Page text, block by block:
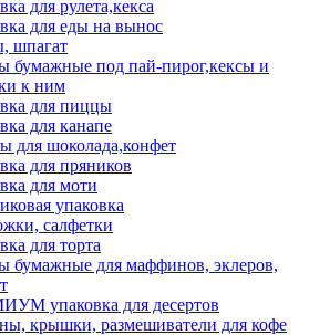
для рулета,кекса
для еды на вынос
шпагат
бумажные под пай-пирог,кексы и
к ним
для пиццы
для канапе
для шоколада,конфет
для пряников
для моти
упаковка
салфетки
для торта
бумажные для маффинов, эклеров,
упаковка для десертов
крышки, размешиватели для кофе